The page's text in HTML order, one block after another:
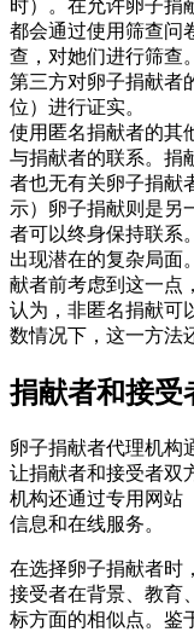
时）。在允许卵子捐
都会通过使用筛查问
查，对她们进行筛查
第三方对卵子捐献者
位）进行证实。
使用匿名捐献者的其
与捐献者的联系。捐
者也无有关卵子捐献
示）卵子捐献则是另
者可以终身保持联系
出现潜在的复杂局面
献者前考虑到这一点
认为，非匿名捐献可
数情况下，这一方法
捐献者和接受
卵子捐献者代理机构
让捐献者和接受者双
机构还通过专用网站
信息和在线服务。
在选择卵子捐献者时
接受者在背景、教育
标方面的相似点。鉴